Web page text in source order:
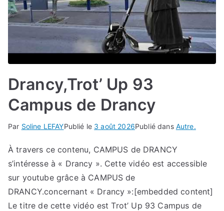
Drancy,Trot’ Up 93
Campus de Drancy
Par Soline LEFAYPublié le 3 août 2026Publié dans Autre.
À travers ce contenu, CAMPUS de DRANCY
s’intéresse à « Drancy ». Cette vidéo est accessible
sur youtube grâce à CAMPUS de
DRANCY.concernant « Drancy »:[embedded content]
Le titre de cette vidéo est Trot’ Up 93 Campus de